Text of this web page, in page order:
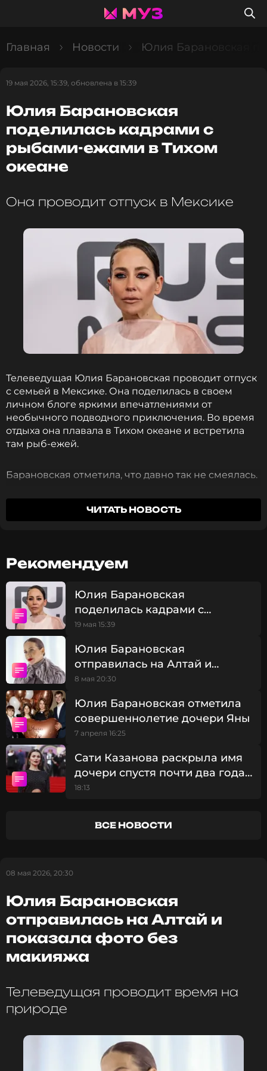
Главная Новости Юлия Барановская
19 мая 2026, 15:39, обновлена в 15:39
Юлия Барановская
поделилась кадрами с
рыбами-ежами в Тихом
океане
Она проводит отпуск в Мексике
Телеведущая Юлия Барановская проводит отпуск
с семьей в Мексике. Она поделилась в своем
личном блоге яркими впечатлениями от
необычного подводного приключения. Во время
отдыха она плавала в Тихом океане и встретила
там рыб-ежей.
Барановская отметила, что давно так не смеялась.
Какой же кайф. Я давно так не смеялась.
смотрят на тебя и есть просят.
Юлия Барановская
принадлежит компании Meta, признанной
экстремистской организацией и запрещенной в РФ)
ЧИТАТЬ НОВОСТЬ
Рекомендуем
Юлия Барановская
поделилась кадрами с
рыбами-ежами в Тихом
19 мая 15:39
Юлия Барановская
отправилась на Алтай и
показала фото без макияжа
8 мая 20:30
Юлия Барановская отметила
совершеннолетие дочери Яны
7 апреля 16:25
Сати Казанова раскрыла имя
дочери спустя почти два года
после родов
18:13
ВСЕ НОВОСТИ
08 мая 2026, 20:30
Юлия Барановская
отправилась на Алтай и
показала фото без
макияжа
Телеведущая проводит время на
природе